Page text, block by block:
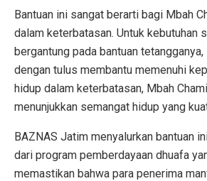
Bantuan ini sangat berarti bagi Mbah
dalam keterbatasan. Untuk kebutuhan
bergantung pada bantuan
dengan tulus membantu memenuhi
hidup dalam keterbatasan, Mbah
menunjukkan semangat hidup yang
BAZNAS Jatim menyalurkan bantuan
dari program pemberdayaan dhuafa
memastikan bahwa para penerima